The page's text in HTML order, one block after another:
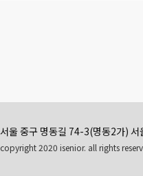
서울 중구 명동길 74-3(명동2가)
copyright 2020 isenior. all rights